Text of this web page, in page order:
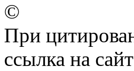
©
При
ссылка на